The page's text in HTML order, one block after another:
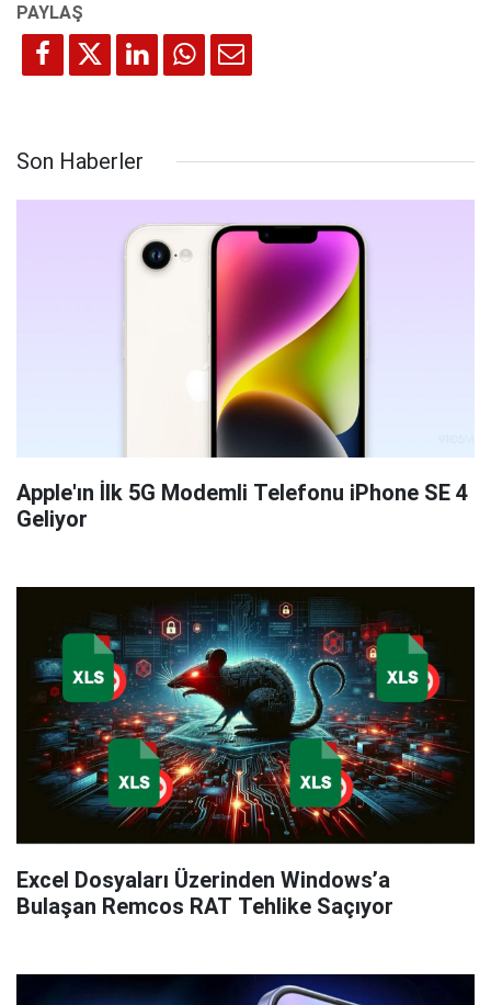
Son Haberler
Apple'ın İlk 5G Modemli Telefonu iPhone SE 4
Geliyor
Excel Dosyaları Üzerinden Windows’a
Bulaşan Remcos RAT Tehlike Saçıyor